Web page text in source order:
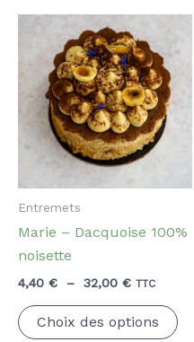
Entremets
Marie – Dacquoise 100%
noisette
4,40 € – 32,00 €Plage
prix :
4,40 €
TTC
Choix des options